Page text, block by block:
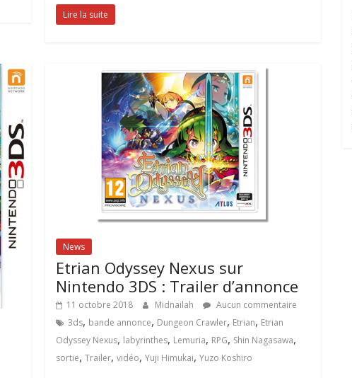
Lire la suite
News
Etrian Odyssey Nexus sur
Nintendo 3DS : Trailer d’annonce
11 octobre 2018 Midnailah
Aucun commentaire
3ds, bande annonce, Dungeon Crawler, Etrian, Etrian
Odyssey Nexus, labyrinthes, Lemuria, RPG, Shin Nagasawa,
sortie,Trailer,vidéo,Yuji Himukai,Yuzo Koshiro